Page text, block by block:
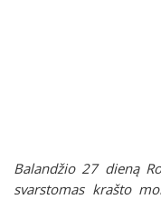
Balandžio 27 dieną
svarstomas krašto